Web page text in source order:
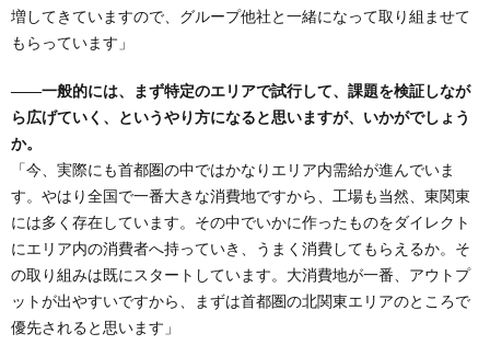
増してきていますので、グループ他社と一緒になって取り組ませて
もらっています」
――一般的には、まず特定のエリアで試行して、課題を検証しなが
ら広げていく、というやり方になると思いますが、いかがでしょう
か。
「今、実際にも首都圏の中ではかなりエリア内需給が進んでいま
す。やはり全国で一番大きな消費地ですから、工場も当然、東関東
には多く存在しています。その中でいかに作ったものをダイレクト
にエリア内の消費者へ持っていき、うまく消費してもらえるか。そ
の取り組みは既にスタートしています。大消費地が一番、アウトプ
ットが出やすいですから、まずは首都圏の北関東エリアのところで
優先されると思います」